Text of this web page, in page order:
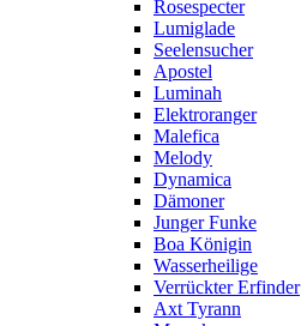
Rosespecter
Lumiglade
Seelensucher
Apostel
Luminah
Elektroranger
Malefica
Melody
Dynamica
Dämoner
Junger Funke
Boa Königin
Wasserheilige
Verrückter Erfinder
Axt Tyrann